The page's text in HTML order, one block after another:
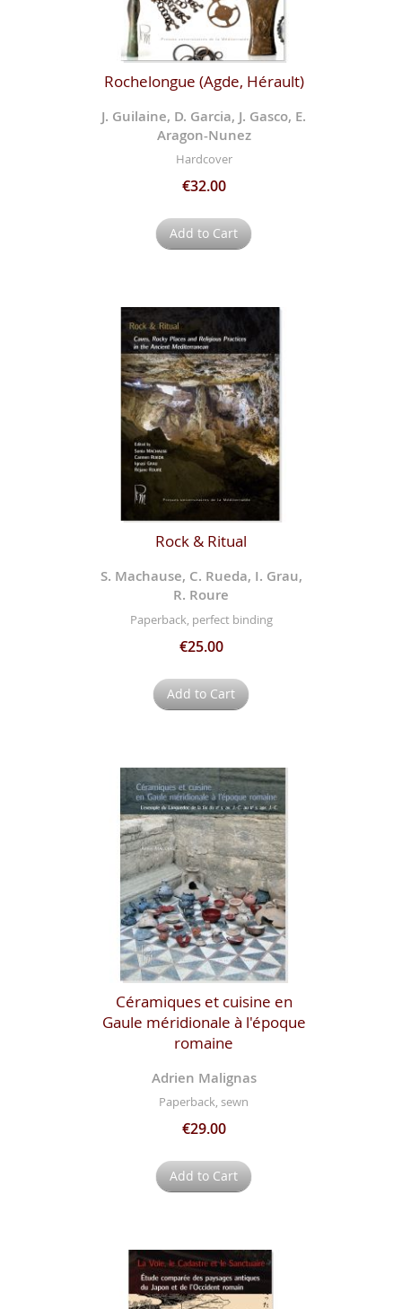
Rochelongue (Agde, Hérault)
J. Guilaine, D. Garcia, J. Gasco, E.
Aragon-Nunez
Hardcover
€32.00
Add to Cart
Rock & Ritual
S. Machause, C. Rueda, I. Grau,
R. Roure
Paperback, perfect binding
€25.00
Add to Cart
Céramiques et cuisine en
Gaule méridionale à l'époque
romaine
Adrien Malignas
Paperback, sewn
€29.00
Add to Cart